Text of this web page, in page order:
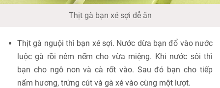
Thịt gà bạn xé sợi dễ ăn
Thịt gà nguội thì bạn xé sợi. Nước dừa bạn đổ vào nước
luộc gà rồi nêm nếm cho vừa miệng. Khi nước sôi thì
bạn cho ngô non và cà rốt vào. Sau đó bạn cho tiếp
nấm hương, trứng cút và gà xé vào cùng một lượt.